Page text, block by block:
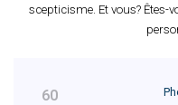
scepticisme. Et vous? Êtes-
60